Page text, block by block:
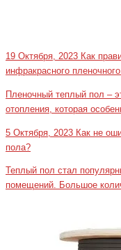
19 Октября, 2023 Как
инфракрасного
Пленочный теплый пол –
отопления, которая
5 Октября, 2023 Как не
пола?
Теплый пол стал
помещений. Большое